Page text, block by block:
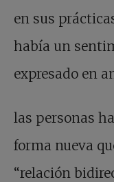
en sus
había un
expresado en
las personas
forma nueva
“relación